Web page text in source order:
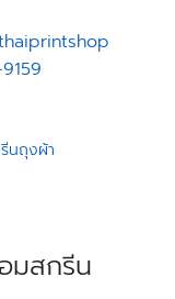
นถุงผ้า
มสกรีน